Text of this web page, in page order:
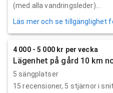
(med alla vandringsleder)...
Läs mer och se tillgänglighet
4 000 - 5 000 kr per vecka
Lägenhet på gård 10 km
5 sängplatser
15 recensioner, 5 stjärnor i